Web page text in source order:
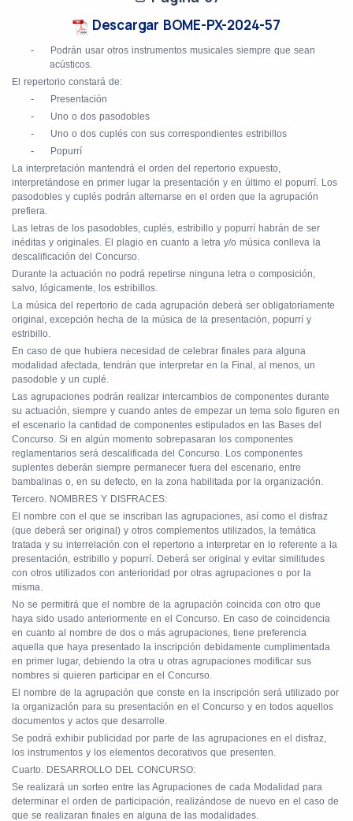
Descargar BOME-PX-2024-57
-
Podrán usar otros instrumentos musicales siempre que sean
acústicos.
El repertorio constará de:
- Presentación
- Uno o dos pasodobles
- Uno o dos cuplés con sus correspondientes estribillos
-
Popurrí
La interpretación mantendrá el orden del repertorio expuesto,
interpretándose en primer lugar la presentación y en último el popurrí. Los
pasodobles y cuplés podrán alternarse en el orden que la agrupación
prefiera.
Las letras de los pasodobles, cuplés, estribillo y popurrí habrán de ser
inéditas y originales. El plagio en cuanto a letra y/o música conlleva la
descalificación del Concurso.
Durante la actuación no podrá repetirse ninguna letra o composición,
salvo, lógicamente, los estribillos.
La música del repertorio de cada agrupación deberá ser obligatoriamente
original, excepción hecha de la música de la presentación, popurrí y
estribillo.
En caso de que hubiera necesidad de celebrar finales para alguna
modalidad afectada, tendrán que interpretar en la Final, al menos, un
pasodoble y un cuplé.
Las agrupaciones podrán realizar intercambios de componentes durante
su actuación, siempre y cuando antes de empezar un tema solo figuren en
el escenario la cantidad de componentes estipulados en las Bases del
Concurso. Si en algún momento sobrepasaran los componentes
reglamentarios será descalificada del Concurso. Los componentes
suplentes deberán siempre permanecer fuera del escenario, entre
bambalinas o, en su defecto, en la zona habilitada por la organización.
Tercero. NOMBRES Y DISFRACES:
El nombre con el que se inscriban las agrupaciones, así como el disfraz
(que deberá ser original) y otros complementos utilizados, la temática
tratada y su interrelación con el repertorio a interpretar en lo referente a la
presentación, estribillo y popurrí. Deberá ser original y evitar similitudes
con otros utilizados con anterioridad por otras agrupaciones o por la
misma.
No se permitirá que el nombre de la agrupación coincida con otro que
haya sido usado anteriormente en el Concurso. En caso de coincidencia
en cuanto al nombre de dos o más agrupaciones, tiene preferencia
aquella que haya presentado la inscripción debidamente cumplimentada
en primer lugar, debiendo la otra u otras agrupaciones modificar sus
nombres si quieren participar en el Concurso.
El nombre de la agrupación que conste en la inscripción será utilizado por
la organización para su presentación en el Concurso y en todos aquellos
documentos y actos que desarrolle.
Se podrá exhibir publicidad por parte de las agrupaciones en el disfraz,
los instrumentos y los elementos decorativos que presenten.
Cuarto. DESARROLLO DEL CONCURSO:
Se realizará un sorteo entre las Agrupaciones de cada Modalidad para
determinar el orden de participación, realizándose de nuevo en el caso de
que se realizaran finales en alguna de las modalidades.